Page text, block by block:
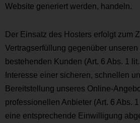
Website generiert werden, handeln.
Der Einsatz des Hosters erfolgt zum
Vertragserfüllung gegenüber
bestehenden Kunden (Art. 6 Abs. 1
Interesse einer sicheren, schnellen
Bereitstellung unseres Online-
professionellen Anbieter (Art. 6 Abs.
eine entsprechende Einwilligung